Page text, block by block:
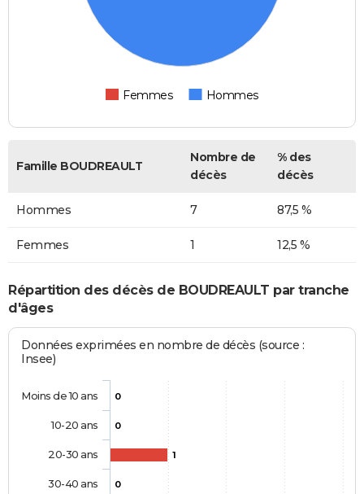
Femmes Hommes
Famille BOUDREAULT
Nombre de
décès
% des
décès
Hommes 7 87,5 %
Femmes 1 12,5 %
Répartition des décès de BOUDREAULT par tranche
d'âges
Données exprimées en nombre de décès (source :
Insee)
0
0
1
0
Moins de 10 ans
10-20 ans
20-30 ans
30-40 ans